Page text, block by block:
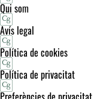
Qui som
Avís legal
Política de cookies
Política de privacitat